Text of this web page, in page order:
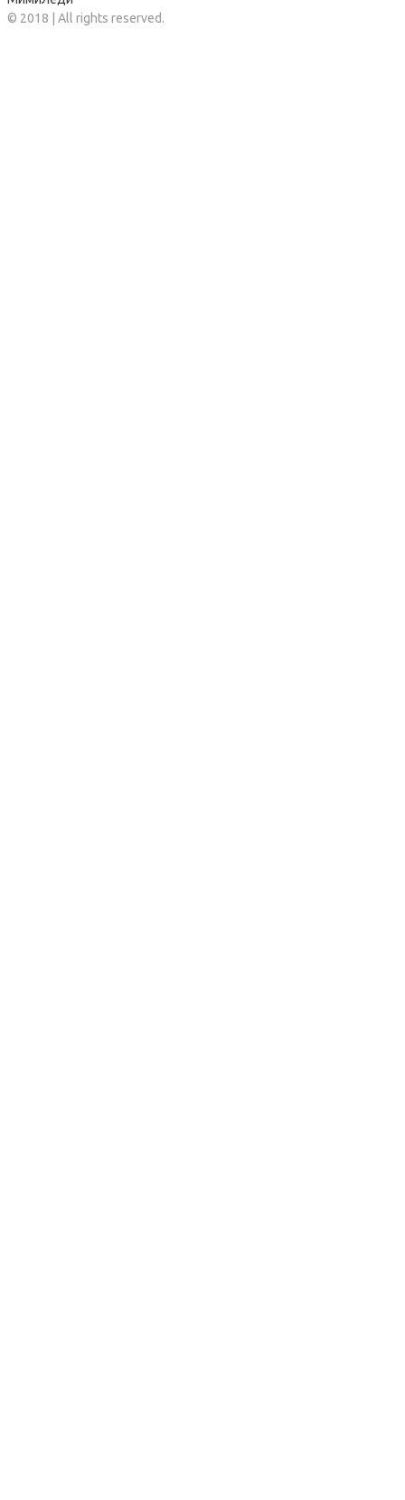
© 2018 | All rights reserved.